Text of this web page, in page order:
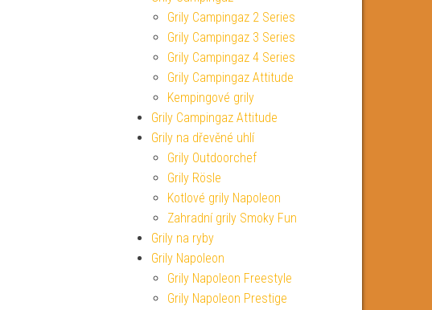
Grily Campingaz 2 Series
Grily Campingaz 3 Series
Grily Campingaz 4 Series
Grily Campingaz Attitude
Kempingové grily
Grily Campingaz Attitude
Grily na dřevěné uhlí
Grily Outdoorchef
Grily Rösle
Kotlové grily Napoleon
Zahradní grily Smoky Fun
Grily na ryby
Grily Napoleon
Grily Napoleon Freestyle
Grily Napoleon Prestige